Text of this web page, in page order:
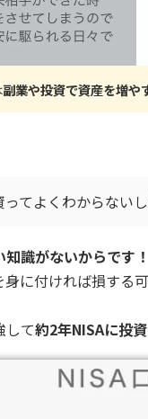
副業や投資で資産を増や
ってよくわからない
識がないからです！
に付ければ損する
して約2年NISAに投